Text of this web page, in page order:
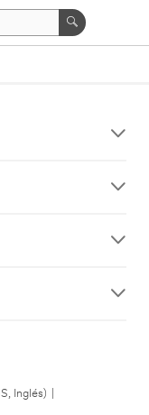
Inglés)